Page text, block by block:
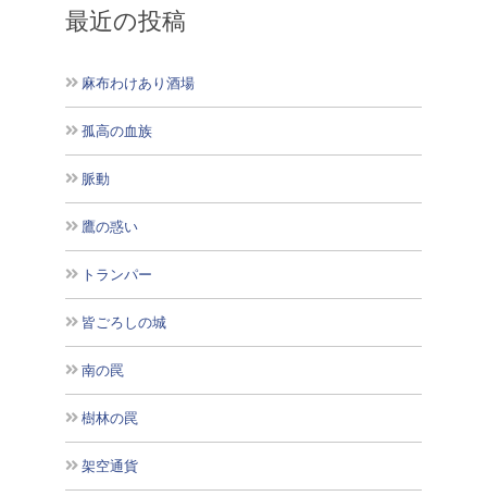
最近の投稿
麻布わけあり酒場
孤高の血族
脈動
鷹の惑い
トランパー
皆ごろしの城
南の罠
樹林の罠
架空通貨